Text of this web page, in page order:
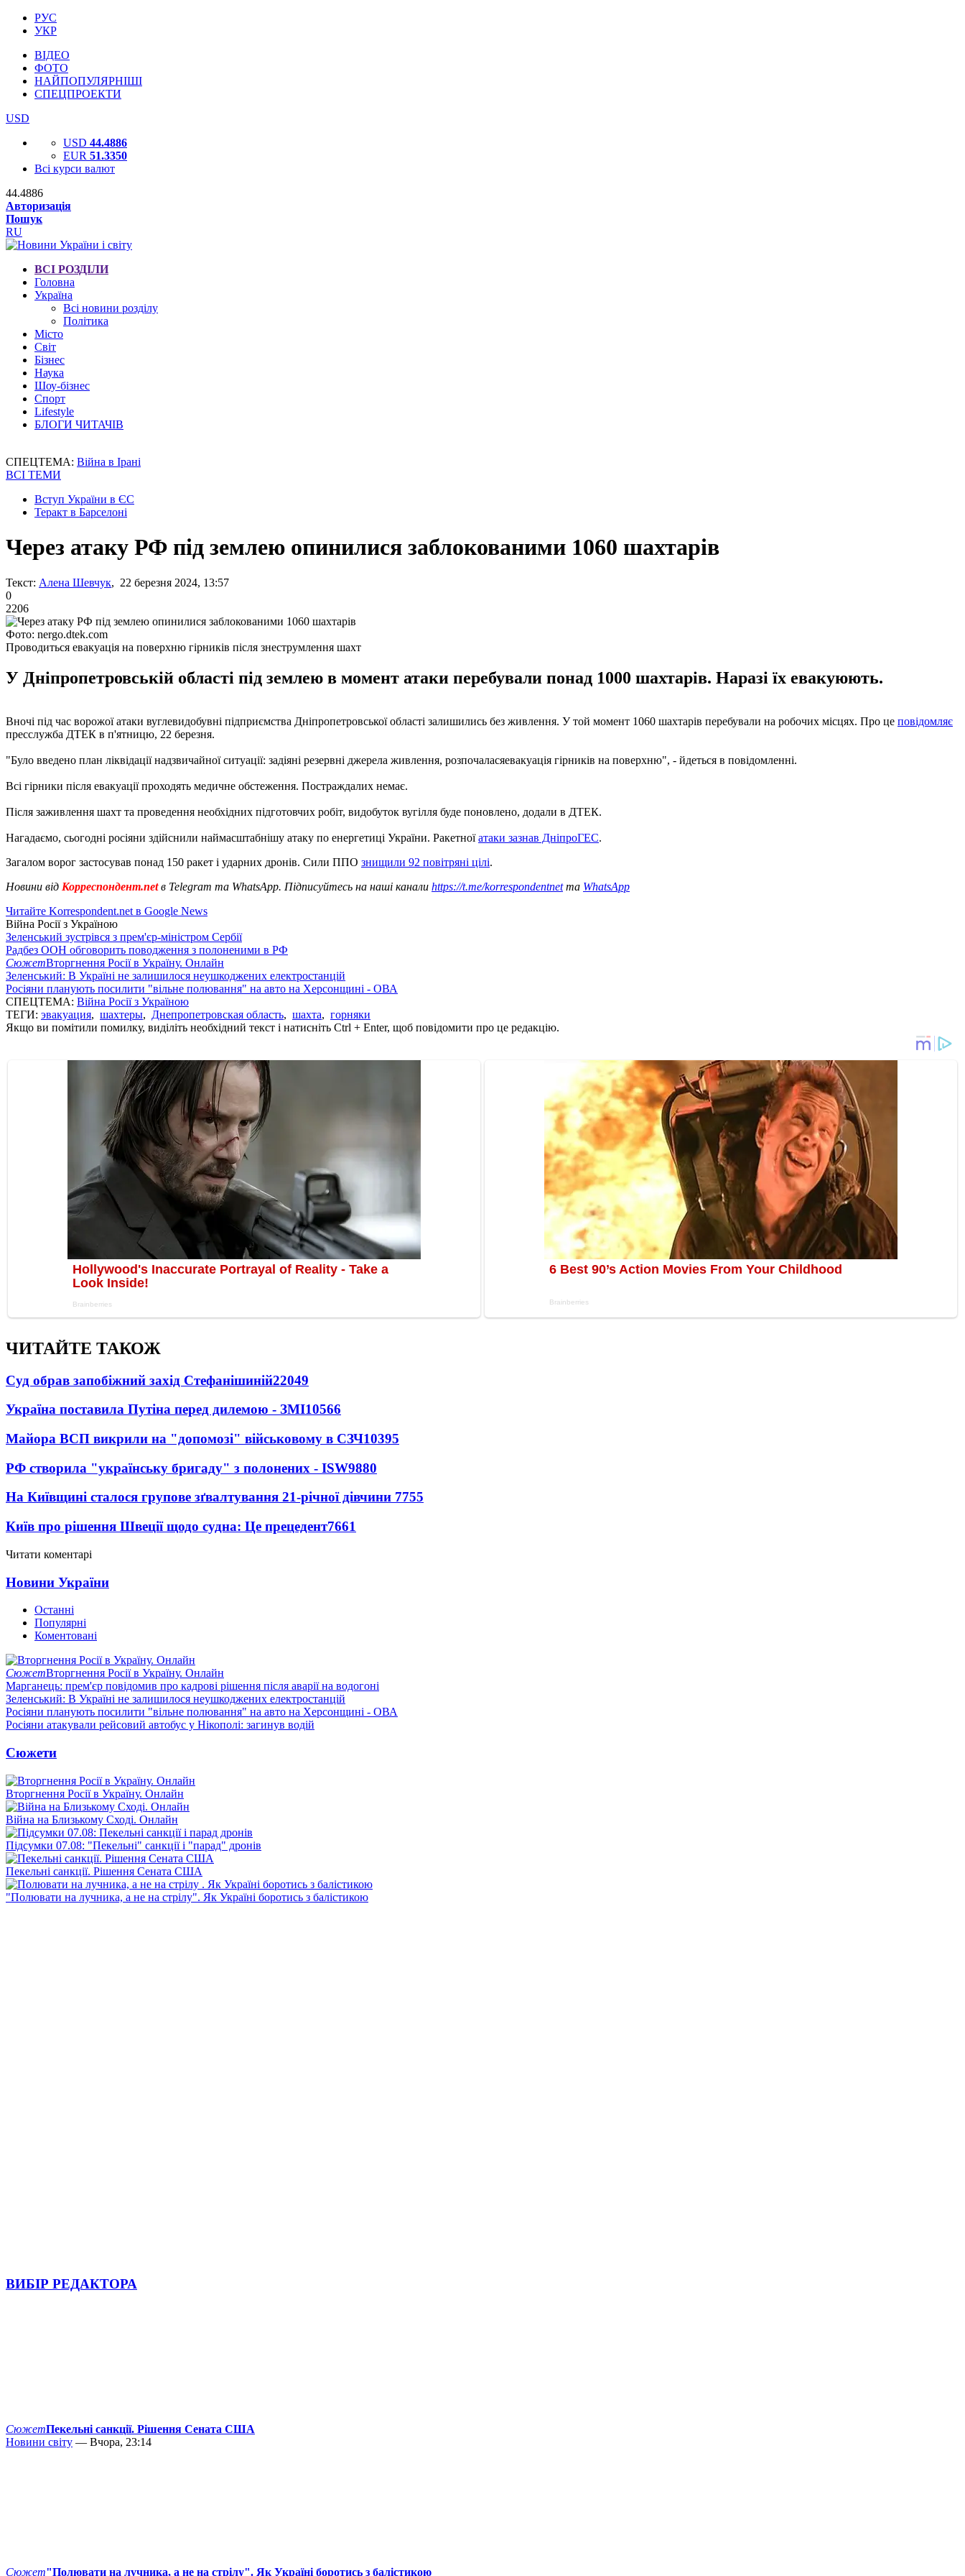
РУС
УКР
ВІДЕО
ФОТО
НАЙПОПУЛЯРНІШІ
СПЕЦПРОЕКТИ
USD
USD 44.4886
EUR 51.3350
Всі курси валют
44.4886
Авторизація
Пошук
RU
ВСІ РОЗДІЛИ
Головна
Україна
Всі новини розділу
Політика
Місто
Світ
Бізнес
Наука
Шоу-бізнес
Спорт
Lifestyle
БЛОГИ ЧИТАЧІВ
СПЕЦТЕМА: Війна в Ірані
ВСІ ТЕМИ
Вступ України в ЄС
Теракт в Барселоні
Через атаку РФ під землею опинилися заблокованими 1060 шахтарів
Текст: Алена Шевчук, 22 березня 2024, 13:57
0
2206
Фото: nergo.dtek.com
Проводиться евакуація на поверхню гірників після знеструмлення шахт
У Дніпропетровській області під землею в момент атаки перебували понад 1000 шахтарів. Наразі їх евакуюють.
Вночі під час ворожої атаки вуглевидобувні підприємства Дніпропетровської області залишились без живлення. У той момент 1060 шахтарів перебували на робочих місцях. Про це повідомляє
пресслужба ДТЕК в п'ятницю, 22 березня.
"Було введено план ліквідації надзвичайної ситуації: задіяні резервні джерела живлення, розпочаласяевакуація гірників на поверхню", - йдеться в повідомленні.
Всі гірники після евакуації проходять медичне обстеження. Постраждалих немає.
Після заживлення шахт та проведення необхідних підготовчих робіт, видобуток вугілля буде поновлено, додали в ДТЕК.
Нагадаємо, сьогодні росіяни здійснили наймасштабнішу атаку по енергетиці України. Ракетноїатаки зазнав ДніпроГЕС.
Загалом ворог застосував понад 150 ракет і ударних дронів. Сили ППО знищили 92 повітряні цілі.
Новини від Корреспондент.netв Telegram та WhatsApp. Підписуйтесь на наші канали https://t.me/korrespondentnetта WhatsApp
Читайте Korrespondent.net в Google News
Війна Росії з Україною
Зеленський зустрівся з прем'єр-міністром Сербії
Радбез ООН обговорить поводження з полоненими в РФ
СюжетВторгнення Росії в Україну. Онлайн
Зеленський: В Україні не залишилося неушкоджених електростанцій
Росіяни планують посилити "вільне полювання" на авто на Херсонщині - ОВА
СПЕЦТЕМА: Війна Росії з Україною
ТЕГИ: эвакуация, шахтеры, Днепропетровская область, шахта, горняки
Якщо ви помітили помилку, виділіть необхідний текст і натисніть Ctrl + Enter, щоб повідомити про це редакцію.
ЧИТАЙТЕ ТАКОЖ
Суд обрав запобіжний захід Стефанішиній22049
Україна поставила Путіна перед дилемою - ЗМІ10566
Майора ВСП викрили на "допомозі" військовому в СЗЧ10395
РФ створила "українську бригаду" з полонених - ISW9880
На Київщині сталося групове зґвалтування 21-річної дівчини 7755
Київ про рішення Швеції щодо судна: Це прецедент7661
Читати коментарі
Новини України
Останні
Популярні
Коментовані
СюжетВторгнення Росії в Україну. Онлайн
Марганець: прем'єр повідомив про кадрові рішення після аварії на водогоні
Зеленський: В Україні не залишилося неушкоджених електростанцій
Росіяни планують посилити "вільне полювання" на авто на Херсонщині - ОВА
Росіяни атакували рейсовий автобус у Нікополі: загинув водій
Сюжети
Вторгнення Росії в Україну. Онлайн
Війна на Близькому Сході. Онлайн
Підсумки 07.08: "Пекельні" санкції і "парад" дронів
Пекельні санкції. Рішення Сената США
"Полювати на лучника, а не на стрілу". Як Україні боротись з балістикою
ВИБІР РЕДАКТОРА
СюжетПекельні санкції. Рішення Сената США
Новини світу — Вчора, 23:14
Сюжет"Полювати на лучника, а не на стрілу". Як Україні боротись з балістикою